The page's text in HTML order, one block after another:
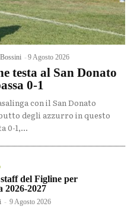
-9 Agosto 2026
testa al San Donato
0-1
con il San Donato
degli azzurro in questo
0-1,...
del Figline per
2026-2027
- 9 Agosto 2026